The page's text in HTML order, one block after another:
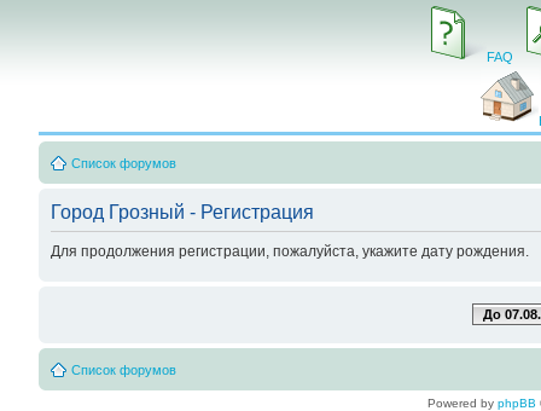
FAQ
Список форумов
Город Грозный - Регистрация
Для продолжения регистрации, пожалуйста, укажите дату рождения.
До
Список форумов
Powered by phpBB